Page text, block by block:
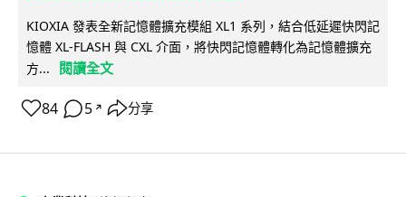
KIOXIA 發表全新記憶體擴充模組 XL1 系列，結合低延遲快閃記
憶體 XL-FLASH 與 CXL 介面，將快閃記憶體轉化為記憶體擴充
方...
閱讀全文
84 5 ↗ 分享